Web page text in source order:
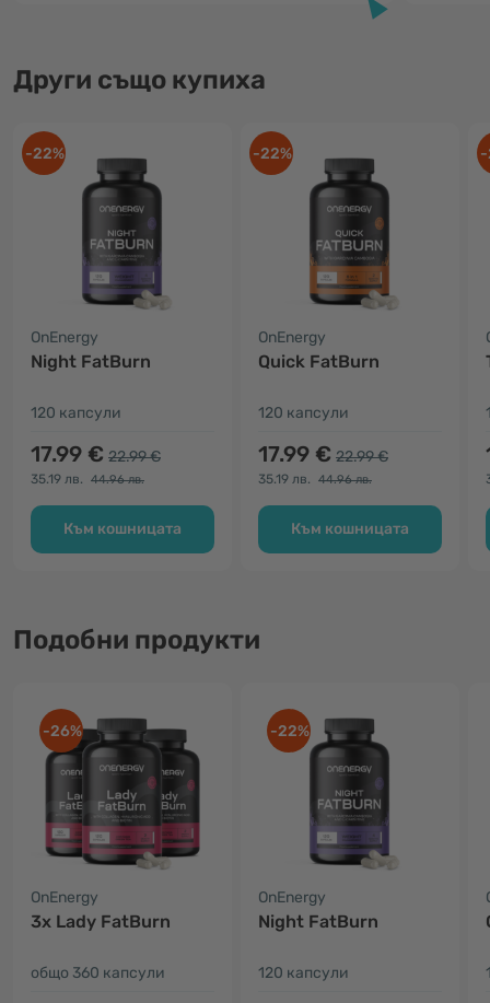
Други също купиха
-22%
OnEnergy
Night FatBurn
120 капсули
17.99 € 22.99 €
35.19 лв. 44.96 лв.
Към кошницата
-22%
OnEnergy
Quick FatBurn
120 капсули
17.99 € 22.99 €
35.19 лв. 44.96 лв.
Към кошницата
-
Подобни продукти
-26%
OnEnergy
3x Lady FatBurn
общо 360 капсули
-22%
OnEnergy
Night FatBurn
120 капсули